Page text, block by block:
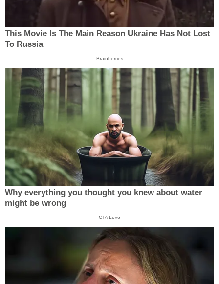
This Movie Is The Main Reason Ukraine Has Not Lost
To Russia
Brainberries
Why everything you thought you knew about water
might be wrong
CTA Love